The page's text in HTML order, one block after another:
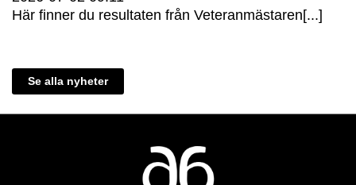
Här finner du resultaten från Veteranmästaren[...]
Se alla nyheter